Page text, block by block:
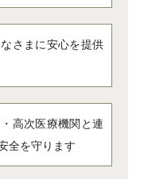
さまに安心を提供
高次医療機関と連
全を守ります